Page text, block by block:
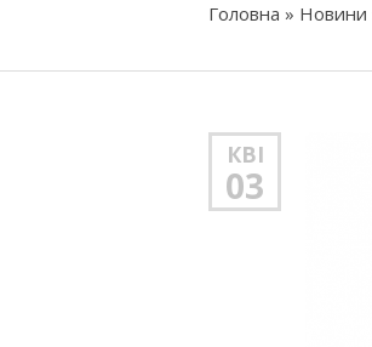
Головна » Новини
КВІ
03